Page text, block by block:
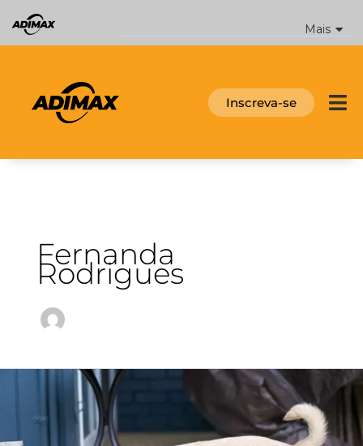
para
o
Mais
Inscreva-se
Fernanda
Rodrigues
Como